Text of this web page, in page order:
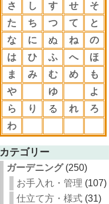
さ
し す せ
そ
た
ち つ て
と
な
に ぬ ね
の
は
ひ ふ へ
ほ
ま
み む め
も
や
ゆ
よ
ら
り る れ
ろ
わ
カテゴリー
ガーデニング(250)
お手入れ・管理 (107)
仕立て方・様式 (31)